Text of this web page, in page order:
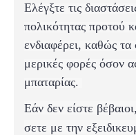
Ελέγξτε τις
πολικότητας προτού
ενδιαφέρει, καθώς
μερικές φορές όσον
μπαταρίας.
Εάν δεν είστε
σετε με την